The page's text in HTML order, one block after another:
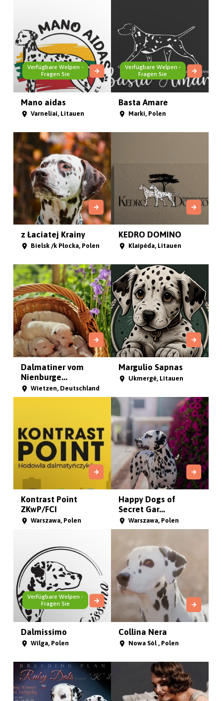
Verfügbare Welpen -
Fragen Sie
Mano aidas
Varneliai, Litauen
Verfügbare Welpen -
Fragen Sie
Basta Amare
Marki, Polen
z Łaciatej Krainy
Bielsk /k Płocka, Polen
KEDRO DOMINO
Klaipėda, Litauen
Dalmatiner vom
Nienburge...
Wietzen, Deutschland
Margulio Sapnas
Ukmergė, Litauen
Kontrast Point
ZKwP/FCI
Warszawa, Polen
Happy Dogs of
Secret Gar...
Warszawa, Polen
Verfügbare Welpen -
Fragen Sie
Dalmissimo
Wilga, Polen
Collina Nera
Nowa Sól , Polen